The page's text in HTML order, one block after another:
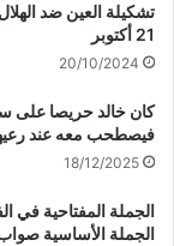
تشكيلة العين ضد الهلال
21 أكتوبر
20/10/2024
كان خالد حريصا على
فيصطحب معه عند
18/12/2025
الجملة المفتاحية في
الجملة الأساسية